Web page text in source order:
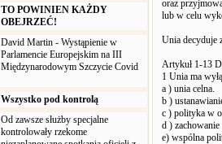
TO POWINIEN KAŻDY
OBEJRZEĆ!
David Martin - Wystąpienie w
Parlamencie Europejskim na III
Międzynarodowym Szczycie Covid
Wszystko pod kontrolą
Od zawsze służby specjalne
kontrolowały rzekome
oraz
lub w celu
Unia decyduje
Artykuł 1-13
1 Unia ma
a ) unia celna.
b )
c ) polityka w
d )
e) wspólna